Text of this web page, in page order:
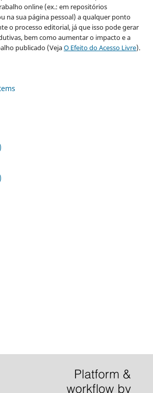
online (ex.: em repositórios
na sua página pessoal) a qualquer ponto
o processo editorial, já que isso pode gerar
bem como aumentar o impacto e a
publicado (VejaO Efeito do Acesso Livre).